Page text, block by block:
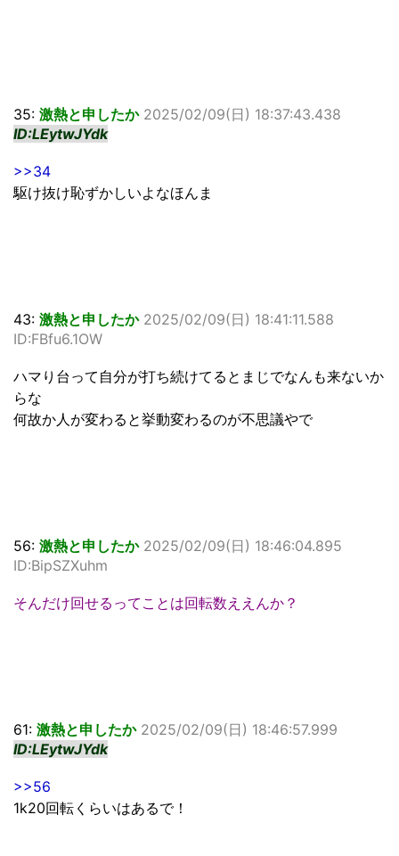
35: 激熱と申したか 2025/02/09(日) 18:37:43.438
ID:LEytwJYdk
>>34
駆け抜け恥ずかしいよなほんま
43: 激熱と申したか 2025/02/09(日) 18:41:11.588
ID:FBfu6.1OW
ハマり台って自分が打ち続けてるとまじでなんも来ないか
らな
何故か人が変わると挙動変わるのが不思議やで
56: 激熱と申したか 2025/02/09(日) 18:46:04.895
ID:BipSZXuhm
そんだけ回せるってことは回転数ええんか？
61: 激熱と申したか 2025/02/09(日) 18:46:57.999
ID:LEytwJYdk
>>56
1k20回転くらいはあるで！